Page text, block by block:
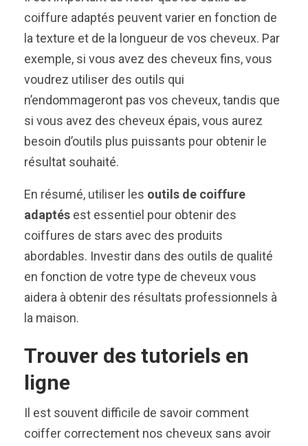
coiffure adaptés peuvent varier en fonction de
la texture et de la longueur de vos cheveux. Par
exemple, si vous avez des cheveux fins, vous
voudrez utiliser des outils qui
n’endommageront pas vos cheveux, tandis que
si vous avez des cheveux épais, vous aurez
besoin d’outils plus puissants pour obtenir le
résultat souhaité.
En résumé, utiliser les outils de coiffure
adaptés est essentiel pour obtenir des
coiffures de stars avec des produits
abordables. Investir dans des outils de qualité
en fonction de votre type de cheveux vous
aidera à obtenir des résultats professionnels à
la maison.
Trouver des tutoriels en
ligne
Il est souvent difficile de savoir comment
coiffer correctement nos cheveux sans avoir